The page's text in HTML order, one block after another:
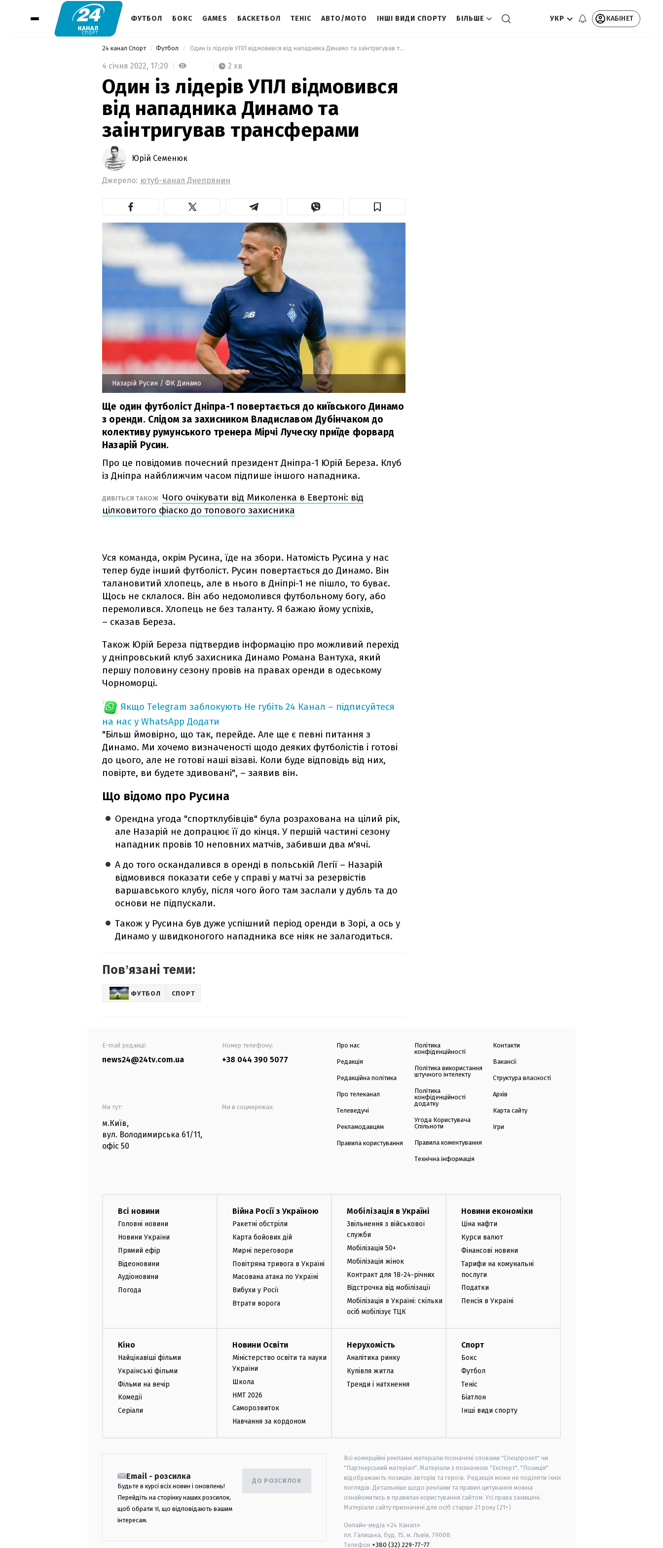
ФУТБОЛ БОКС GAMES БАСКЕТБОЛ ТЕНІС АВТО/МОТО ІНШІ ВИДИ СПОРТУ БІЛЬШЕ УКР КАБІНЕТ
24 канал Спорт Футбол Один із лідерів УПЛ відмовився від нападника Динамо та заінтригував трансферами
4 січня 2022, 17:20 2 хв
Один із лідерів УПЛ відмовився
від нападника Динамо та
заінтригував трансферами
Юрій Семенюк
Джерело: ютуб-канал Днепрянин
Назарій Русин / ФК Динамо
Ще один футболіст Дніпра-1 повертається до київського Динамо
з оренди. Слідом за захисником Владиславом Дубінчаком до
колективу румунського тренера Мірчі Луческу приїде форвард
Назарій Русин.
Про це повідомив почесний президент Дніпра-1 Юрій Береза. Клуб
із Дніпра найближчим часом підпише іншого нападника.
ДИВІТЬСЯ ТАКОЖ Чого очікувати від Миколенка в Евертоні: від
цілковитого фіаско до топового захисника
Уся команда, окрім Русина, їде на збори. Натомість Русина у нас
тепер буде інший футболіст. Русин повертається до Динамо. Він
талановитий хлопець, але в нього в Дніпрі-1 не пішло, то буває.
Щось не склалося. Він або недомолився футбольному богу, або
перемолився. Хлопець не без таланту. Я бажаю йому успіхів,
– сказав Береза.
Також Юрій Береза ​​підтвердив інформацію про можливий перехід
у дніпровський клуб захисника Динамо Романа Вантуха, який
першу половину сезону провів на правах оренди в одеському
Чорноморці.
Якщо Telegram заблокують Не губіть 24 Канал – підписуйтеся
на нас у WhatsApp Додати
"Більш ймовірно, що так, перейде. Але ще є певні питання з
Динамо. Ми хочемо визначеності щодо деяких футболістів і готові
до цього, але не готові наші візаві. Коли буде відповідь від них,
повірте, ви будете здивовані", – заявив він.
Що відомо про Русина
Орендна угода "спортклубівців" була розрахована на цілий рік,
але Назарій не допрацює її до кінця. У першій частині сезону
нападник провів 10 неповних матчів, забивши два м'ячі.
А до того оскандалився в оренді в польській Легії – Назарій
відмовився показати себе у справі у матчі за резервістів
варшавського клубу, після чого його там заслали у дубль та до
основи не підпускали.
Також у Русина був дуже успішний період оренди в Зорі, а ось у
Динамо у швидконогого нападника все ніяк не залагодиться.
Повʼязані теми:
ФУТБОЛ СПОРТ
E-mail редакції
news24@24tv.com.ua
Номер телефону:
+38 044 390 5077
Ми тут:
м.Київ,
вул. Володимирська 61/11,
офіс 50
Ми в соцмережах:
Про нас
Редакція
Редакційна політика
Про телеканал
Телеведучі
Рекламодавцям
Правила користування
Політика
конфіденційності
Політика використання
штучного інтелекту
Політика
конфіденційності
додатку
Угода Користувача
Спільноти
Правила коментування
Технічна інформація
Контакти
Вакансії
Структура власності
Архів
Карта сайту
Ігри
Всі новини
Головні новини
Новини України
Прямий ефір
Відеоновини
Аудіоновини
Погода
Війна Росії з Україною
Ракетні обстріли
Карта бойових дій
Мирні переговори
Повітряна тривога в Україні
Масована атака по Україні
Вибухи у Росії
Втрати ворога
Мобілізація в Україні
Звільнення з військової
служби
Мобілізація 50+
Мобілізація жінок
Контракт для 18-24-річних
Відстрочка від мобілізації
Мобілізація в Україні: скільки
осіб мобілізує ТЦК
Новини економіки
Ціна нафти
Курси валют
Фінансові новини
Тарифи на комунальні
послуги
Податки
Пенсія в Україні
Кіно
Найцікавіші фільми
Українські фільми
Фільми на вечір
Комедії
Серіали
Новини Освіти
Міністерство освіти та науки
України
Школа
НМТ 2026
Саморозвиток
Навчання за кордоном
Нерухомість
Аналітика ринку
Купівля житла
Тренди і натхнення
Спорт
Бокс
Футбол
Теніс
Біатлон
Інші види спорту
Email - розсилка
Будьте в курсі всіх новин і оновлень!
Перейдіть на сторінку наших розсилок,
щоб обрати ті, що відповідають вашим
інтересам.
ДО РОЗСИЛОК
Всі комерційні рекламні матеріали позначені словами "Спецпроєкт" чи
"Партнерський матеріал". Матеріали з позначкою "Експерт", "Позиція"
відображають позицію авторів та героїв. Редакція може не поділяти їхніх
поглядів. Детальніше щодо реклами та правил цитування можна
ознайомитись в правилах користування сайтом. Усі права захищені.
Матеріали сайту призначені для осіб старше 21 року (21+)
Онлайн-медіа «24 Канал»
пл. Галицька, буд. 15, м. Львів, 79008
Телефон +380 (32) 229-77-77